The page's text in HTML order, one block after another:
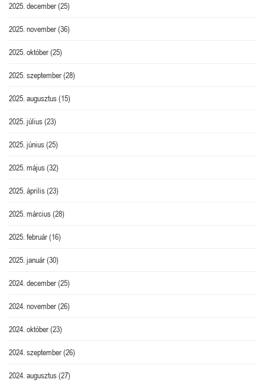
2025. december(25)
2025. november(36)
2025. október(25)
2025. szeptember(28)
2025. augusztus(15)
2025. július(23)
2025. június(25)
2025. május(32)
2025. április(23)
2025. március(28)
2025. február(16)
2025. január(30)
2024. december(25)
2024. november(26)
2024. október(23)
2024. szeptember(26)
2024. augusztus(27)